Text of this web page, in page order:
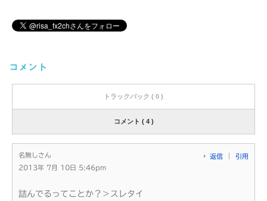
コメント
トラックバック ( 0 )
コメント ( 4 )
名無しさん
2013年 7月 10日 5:46pm
返信 引用
詰んでるってことか？＞スレタイ